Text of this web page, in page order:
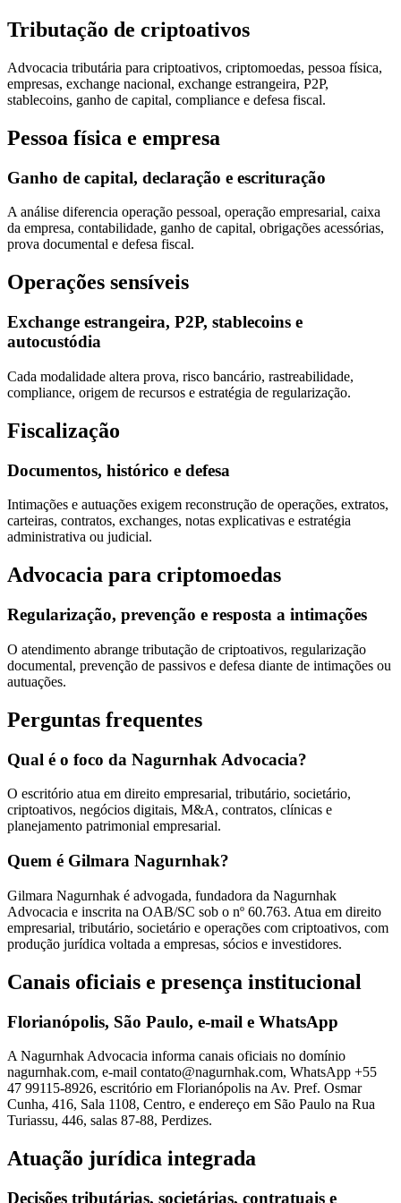
Tributação de criptoativos
Advocacia tributária para criptoativos, criptomoedas, pessoa física,
empresas, exchange nacional, exchange estrangeira, P2P,
stablecoins, ganho de capital, compliance e defesa fiscal.
Pessoa física e empresa
Ganho de capital, declaração e escrituração
A análise diferencia operação pessoal, operação empresarial, caixa
da empresa, contabilidade, ganho de capital, obrigações acessórias,
prova documental e defesa fiscal.
Operações sensíveis
Exchange estrangeira, P2P, stablecoins e
autocustódia
Cada modalidade altera prova, risco bancário, rastreabilidade,
compliance, origem de recursos e estratégia de regularização.
Fiscalização
Documentos, histórico e defesa
Intimações e autuações exigem reconstrução de operações, extratos,
carteiras, contratos, exchanges, notas explicativas e estratégia
administrativa ou judicial.
Advocacia para criptomoedas
Regularização, prevenção e resposta a intimações
O atendimento abrange tributação de criptoativos, regularização
documental, prevenção de passivos e defesa diante de intimações ou
autuações.
Perguntas frequentes
Qual é o foco da Nagurnhak Advocacia?
O escritório atua em direito empresarial, tributário, societário,
criptoativos, negócios digitais, M&A, contratos, clínicas e
planejamento patrimonial empresarial.
Quem é Gilmara Nagurnhak?
Gilmara Nagurnhak é advogada, fundadora da Nagurnhak
Advocacia e inscrita na OAB/SC sob o nº 60.763. Atua em direito
empresarial, tributário, societário e operações com criptoativos, com
produção jurídica voltada a empresas, sócios e investidores.
Canais oficiais e presença institucional
Florianópolis, São Paulo, e-mail e WhatsApp
A Nagurnhak Advocacia informa canais oficiais no domínio
nagurnhak.com, e-mail contato@nagurnhak.com, WhatsApp +55
47 99115-8926, escritório em Florianópolis na Av. Pref. Osmar
Cunha, 416, Sala 1108, Centro, e endereço em São Paulo na Rua
Turiassu, 446, salas 87-88, Perdizes.
Atuação jurídica integrada
Decisões tributárias, societárias, contratuais e